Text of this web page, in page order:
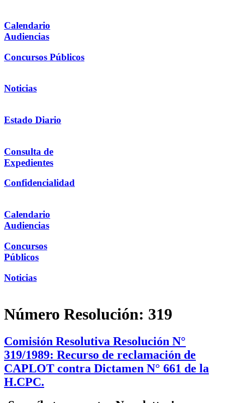
Calendario
Audiencias
Concursos Públicos
Noticias
Estado Diario
Consulta de
Expedientes
Confidencialidad
Calendario
Audiencias
Concursos
Públicos
Noticias
Número Resolución: 319
Comisión Resolutiva Resolución N°
319/1989: Recurso de reclamación de
CAPLOT contra Dictamen N° 661 de la
H.CPC.